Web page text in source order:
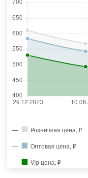
Розничная цена, ₽
Оптовая цена, ₽
Vip цена, ₽